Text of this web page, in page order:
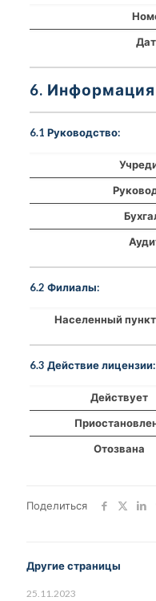
6.
6.1 Руководство:
6.2 Филиалы:
Населенный пункт
6.3 Действие лицензии:
Действует
Отозвана
Поделиться
Другие страницы
25.11.2023